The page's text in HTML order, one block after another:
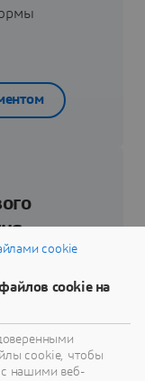
изделия,
cookie
cookie на
cookie, чтобы
с нашими веб-